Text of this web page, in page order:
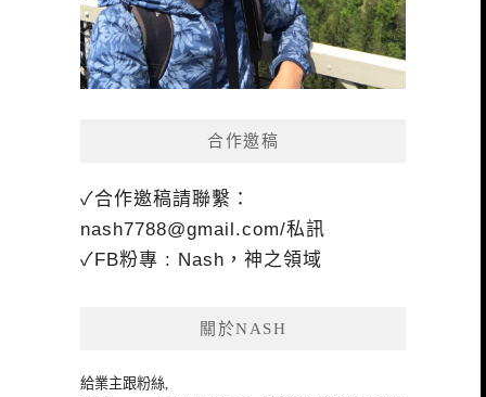
合作邀稿
✓合作邀稿請聯繫：
nash7788@gmail.com/私訊
✓FB粉專 : Nash，神之領域
關於NASH
給業主跟粉絲,